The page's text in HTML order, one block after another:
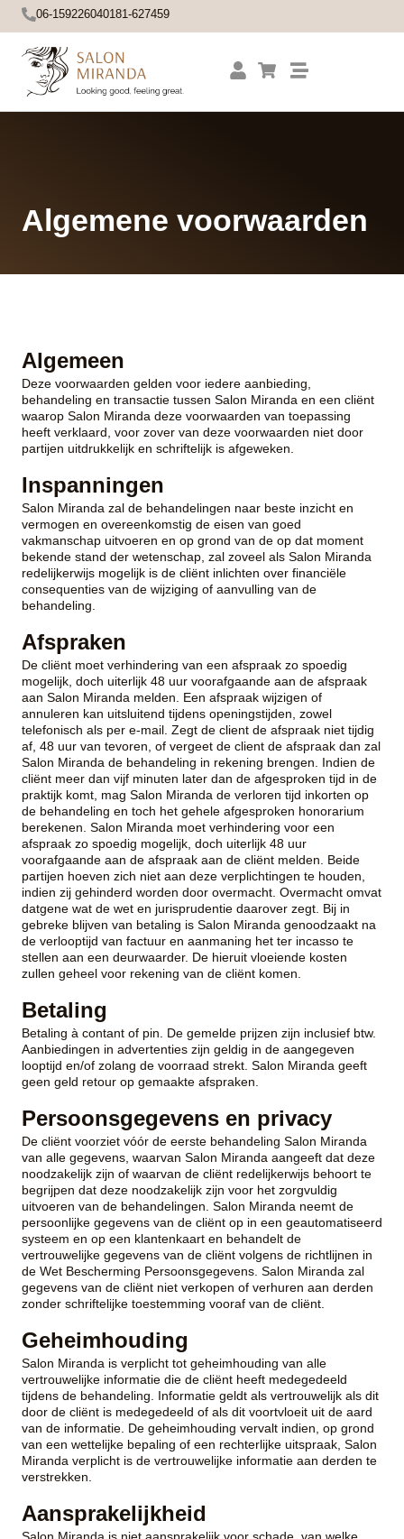
06-159226040181-627459
Algemene voorwaarden
Algemeen
Deze voorwaarden gelden voor iedere aanbieding,
behandeling en transactie tussen Salon Miranda en een cliënt
waarop Salon Miranda deze voorwaarden van toepassing
heeft verklaard, voor zover van deze voorwaarden niet door
partijen uitdrukkelijk en schriftelijk is afgeweken.
Inspanningen
Salon Miranda zal de behandelingen naar beste inzicht en
vermogen en overeenkomstig de eisen van goed
vakmanschap uitvoeren en op grond van de op dat moment
bekende stand der wetenschap, zal zoveel als Salon Miranda
redelijkerwijs mogelijk is de cliënt inlichten over financiële
consequenties van de wijziging of aanvulling van de
behandeling.
Afspraken
De cliënt moet verhindering van een afspraak zo spoedig
mogelijk, doch uiterlijk 48 uur voorafgaande aan de afspraak
aan Salon Miranda melden. Een afspraak wijzigen of
annuleren kan uitsluitend tijdens openingstijden, zowel
telefonisch als per e-mail. Zegt de client de afspraak niet tijdig
af, 48 uur van tevoren, of vergeet de client de afspraak dan zal
Salon Miranda de behandeling in rekening brengen. Indien de
cliënt meer dan vijf minuten later dan de afgesproken tijd in de
praktijk komt, mag Salon Miranda de verloren tijd inkorten op
de behandeling en toch het gehele afgesproken honorarium
berekenen. Salon Miranda moet verhindering voor een
afspraak zo spoedig mogelijk, doch uiterlijk 48 uur
voorafgaande aan de afspraak aan de cliënt melden. Beide
partijen hoeven zich niet aan deze verplichtingen te houden,
indien zij gehinderd worden door overmacht. Overmacht omvat
datgene wat de wet en jurisprudentie daarover zegt. Bij in
gebreke blijven van betaling is Salon Miranda genoodzaakt na
de verlooptijd van factuur en aanmaning het ter incasso te
stellen aan een deurwaarder. De hieruit vloeiende kosten
zullen geheel voor rekening van de cliënt komen.
Betaling
Betaling à contant of pin. De gemelde prijzen zijn inclusief btw.
Aanbiedingen in advertenties zijn geldig in de aangegeven
looptijd en/of zolang de voorraad strekt. Salon Miranda geeft
geen geld retour op gemaakte afspraken.
Persoonsgegevens en privacy
De cliënt voorziet vóór de eerste behandeling Salon Miranda
van alle gegevens, waarvan Salon Miranda aangeeft dat deze
noodzakelijk zijn of waarvan de cliënt redelijkerwijs behoort te
begrijpen dat deze noodzakelijk zijn voor het zorgvuldig
uitvoeren van de behandelingen. Salon Miranda neemt de
persoonlijke gegevens van de cliënt op in een geautomatiseerd
systeem en op een klantenkaart en behandelt de
vertrouwelijke gegevens van de cliënt volgens de richtlijnen in
de Wet Bescherming Persoonsgegevens. Salon Miranda zal
gegevens van de cliënt niet verkopen of verhuren aan derden
zonder schriftelijke toestemming vooraf van de cliënt.
Geheimhouding
Salon Miranda is verplicht tot geheimhouding van alle
vertrouwelijke informatie die de cliënt heeft medegedeeld
tijdens de behandeling. Informatie geldt als vertrouwelijk als dit
door de cliënt is medegedeeld of als dit voortvloeit uit de aard
van de informatie. De geheimhouding vervalt indien, op grond
van een wettelijke bepaling of een rechterlijke uitspraak, Salon
Miranda verplicht is de vertrouwelijke informatie aan derden te
verstrekken.
Aansprakelijkheid